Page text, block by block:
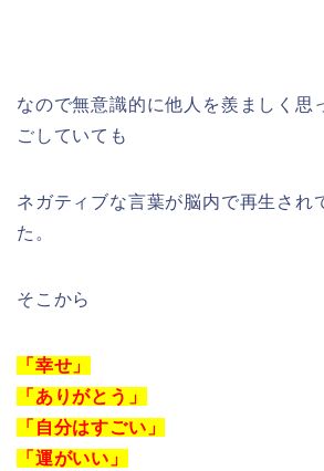
なので無意識的に他人を羨ましく思
ごしていても
ネガティブな言葉が脳内で再生され
た。
そこから
「幸せ」
「ありがとう」
「自分はすごい」
「運がいい」